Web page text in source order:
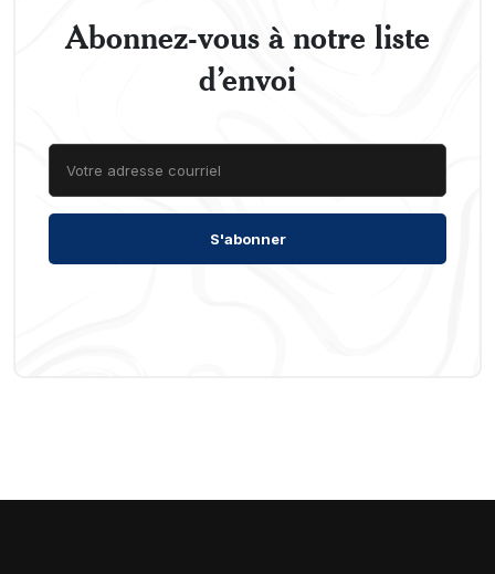
Abonnez-vous à notre liste
d’envoi